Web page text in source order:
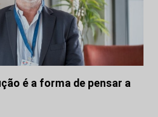
é a forma de pensar a